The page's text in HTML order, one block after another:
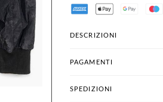
DESCRIZIONI
PAGAMENTI
SPEDIZIONI